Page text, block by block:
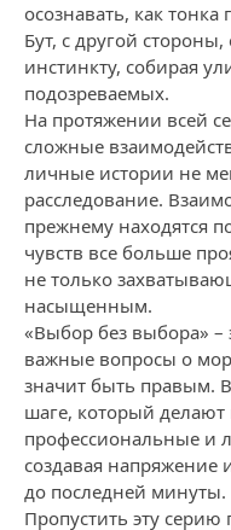
осознавать, как
Бут, с другой стороны,
инстинкту, собирая
подозреваемых.
На протяжении всей
сложные
личные истории не
расследование.
прежнему находятся
чувств все больше
не только
насыщенным.
«Выбор без выбора» –
важные вопросы о
значит быть правым.
шаге, который делают
профессиональные и
создавая напряжение
до последней минуты.
Пропустить эту